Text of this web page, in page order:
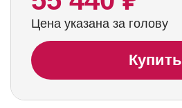
Цена указана за голову
Купить